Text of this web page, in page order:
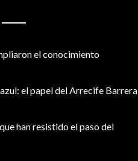
el conocimiento
el papel del Arrecife Barrera
han resistido el paso del